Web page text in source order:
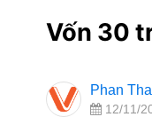
Vốn 30
Phan
12/11/